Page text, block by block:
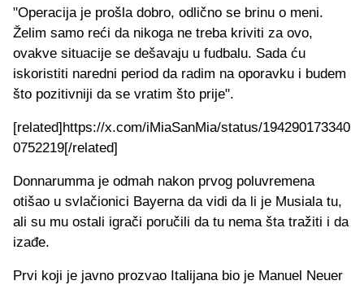
"Operacija je prošla dobro, odlično se brinu o meni.
Želim samo reći da nikoga ne treba kriviti za ovo,
ovakve situacije se dešavaju u fudbalu. Sada ću
iskoristiti naredni period da radim na oporavku i budem
što pozitivniji da se vratim što prije".
[related]https://x.com/iMiaSanMia/status/194290173340
0752219[/related]
Donnarumma je odmah nakon prvog poluvremena
otišao u svlačionici Bayerna da vidi da li je Musiala tu,
ali su mu ostali igrači poručili da tu nema šta tražiti i da
izađe.
Prvi koji je javno prozvao Italijana bio je Manuel Neuer